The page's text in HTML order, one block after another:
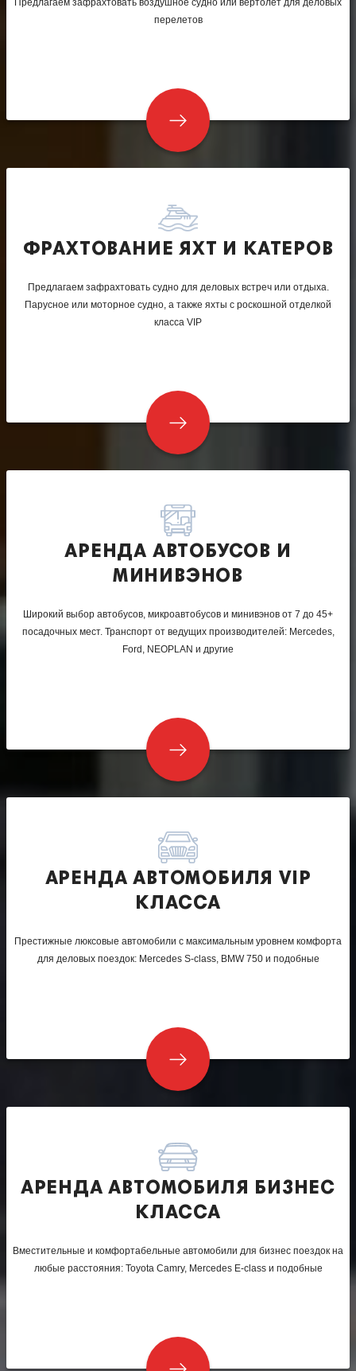
Предлагаем зафрахтовать воздушное судно или вертолет для деловых
перелетов
ФРАХТОВАНИЕ ЯХТ И КАТЕРОВ
Предлагаем зафрахтовать судно для деловых встреч или отдыха.
Парусное или моторное судно, а также яхты с роскошной отделкой
класса VIP
АРЕНДА АВТОБУСОВ И
МИНИВЭНОВ
Широкий выбор автобусов, микроавтобусов и минивэнов от 7 до 45+
посадочных мест. Транспорт от ведущих производителей: Mercedes,
Ford, NEOPLAN и другие
АРЕНДА АВТОМОБИЛЯ VIP
КЛАССА
Престижные люксовые автомобили с максимальным уровнем комфорта
для деловых поездок: Mercedes S-class, BMW 750 и подобные
АРЕНДА АВТОМОБИЛЯ БИЗНЕС
КЛАССА
Вместительные и комфортабельные автомобили для бизнес поездок на
любые расстояния: Toyota Camry, Mercedes E-class и подобные